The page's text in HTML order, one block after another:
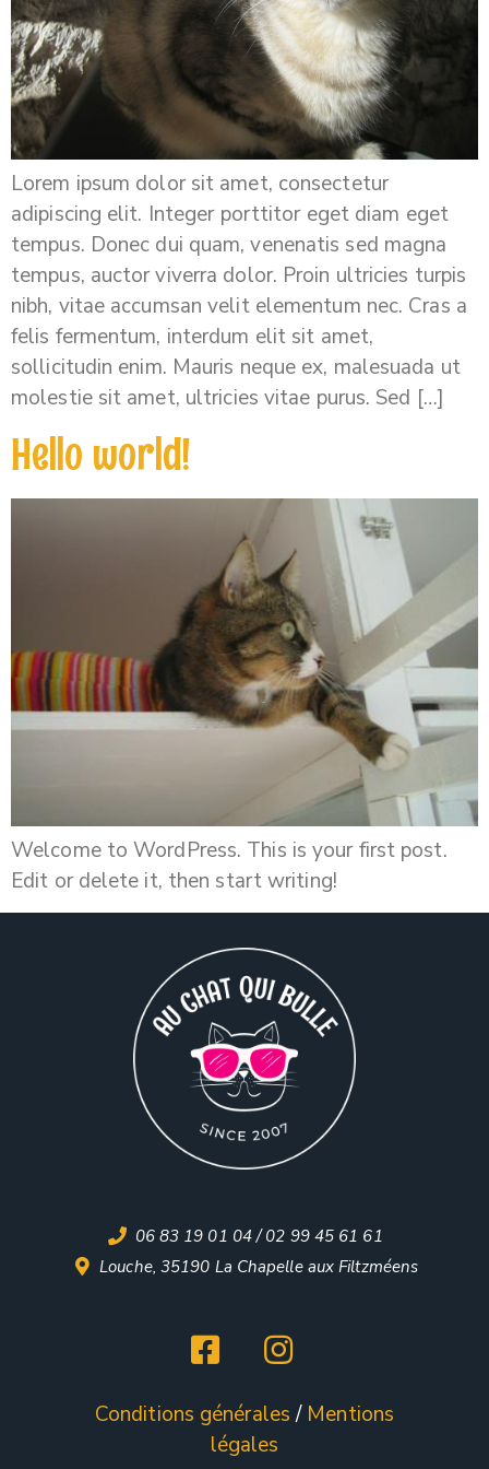
Lorem ipsum dolor sit amet, consectetur
adipiscing elit. Integer porttitor eget diam eget
tempus. Donec dui quam, venenatis sed magna
tempus, auctor viverra dolor. Proin ultricies turpis
nibh, vitae accumsan velit elementum nec. Cras a
felis fermentum, interdum elit sit amet,
sollicitudin enim. Mauris neque ex, malesuada ut
molestie sit amet, ultricies vitae purus. Sed […]
Hello world!
Welcome to WordPress. This is your first post.
Edit or delete it, then start writing!
06 83 19 01 04 / 02 99 45 61 61
Louche, 35190 La Chapelle aux Filtzméens
Conditions générales/ Mentions
légales